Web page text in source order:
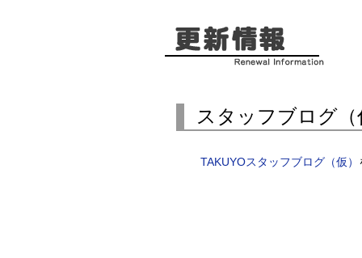
スタッフブログ
TAKUYOスタッフブログ（仮）